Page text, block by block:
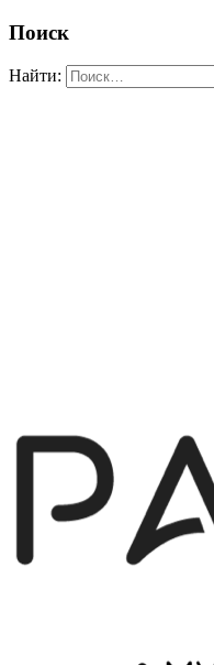
Поиск
Найти: